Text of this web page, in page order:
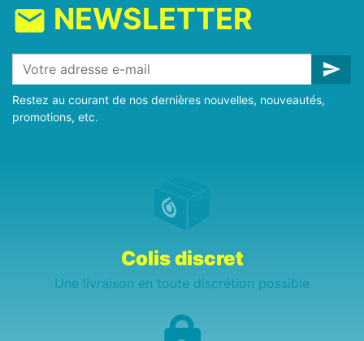
mail NEWSLETTER
send
Restez au courant de nos dernières nouvelles, nouveautés,
promotions, etc.
Colis discret
Une livraison en toute discrétion possible